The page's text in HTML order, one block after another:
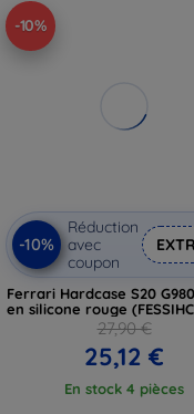
-10%
-10%
Réduction
avec
coupon
Ferrari Hardcase S20
en silicone rouge
27,90 €
25,12 €
En stock 4 pièces